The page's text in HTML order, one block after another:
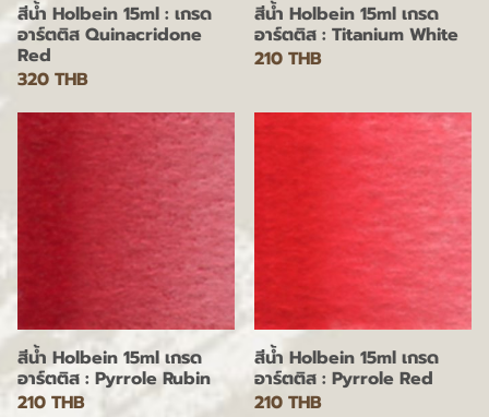
สีน้ำ Holbein 15ml : เกรด
อาร์ตติส Quinacridone
Red
320 THB
สีน้ำ Holbein 15ml เกรด
อาร์ตติส : Titanium White
210 THB
สีน้ำ Holbein 15ml เกรด
อาร์ตติส : Pyrrole Rubin
210 THB
สีน้ำ Holbein 15ml เกรด
อาร์ตติส : Pyrrole Red
210 THB